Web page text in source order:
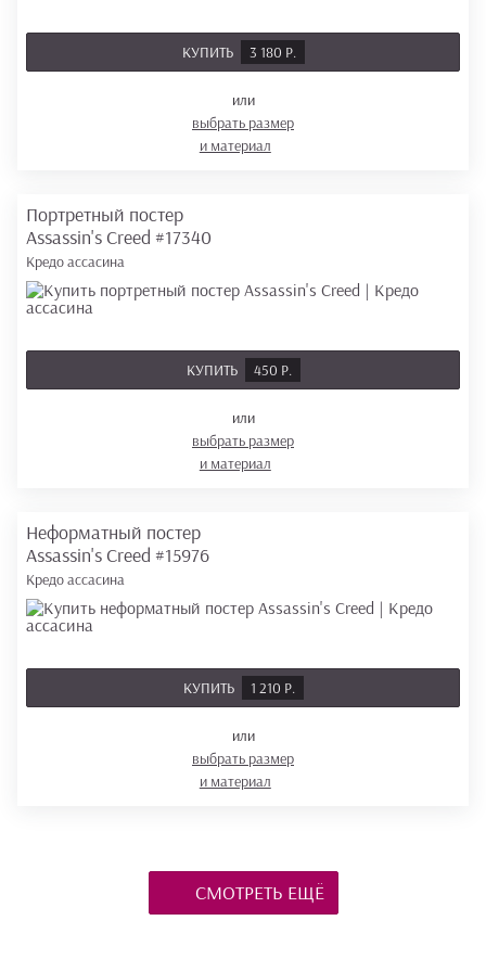
КУПИТЬ 3 180 Р.
или
выбрать размер
и материал
Портретный постер
Assassin's Creed #17340
Кредо ассасина
КУПИТЬ 450 Р.
или
выбрать размер
и материал
Неформатный постер
Assassin's Creed #15976
Кредо ассасина
КУПИТЬ 1 210 Р.
или
выбрать размер
и материал
СМОТРЕТЬ ЕЩЁ